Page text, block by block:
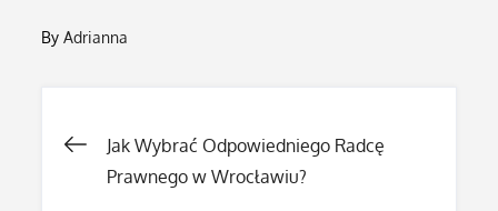
ByAdrianna
Nawigacja
Jak Wybrać Odpowiedniego Radcę
Prawnego w Wrocławiu?